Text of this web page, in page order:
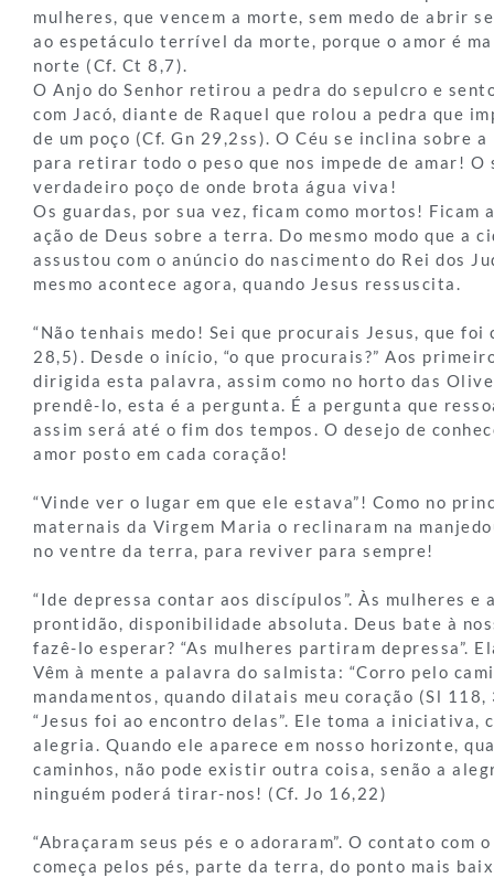
mulheres, que vencem a morte, sem medo de abrir
ao espetáculo terrível da morte, porque o amor é
norte (Cf. Ct 8,7).
O Anjo do Senhor retirou a pedra do sepulcro e
com Jacó, diante de Raquel que rolou a pedra que
de um poço (Cf. Gn 29,2ss). O Céu se inclina sobre
para retirar todo o peso que nos impede de amar! O
verdadeiro poço de onde brota água viva!
Os guardas, por sua vez, ficam como mortos! Ficam
ação de Deus sobre a terra. Do mesmo modo que a
assustou com o anúncio do nascimento do Rei dos
mesmo acontece agora, quando Jesus ressuscita.
“Não tenhais medo! Sei que procurais Jesus, que
28,5). Desde o início, “o que procurais?” Aos
dirigida esta palavra, assim como no horto das
prendê-lo, esta é a pergunta. É a pergunta que
assim será até o fim dos tempos. O desejo de
amor posto em cada coração!
“Vinde ver o lugar em que ele estava”! Como no
maternais da Virgem Maria o reclinaram na
no ventre da terra, para reviver para sempre!
“Ide depressa contar aos discípulos”. Às mulheres e
prontidão, disponibilidade absoluta. Deus bate à
fazê-lo esperar? “As mulheres partiram depressa”.
Vêm à mente a palavra do salmista: “Corro pelo
mandamentos, quando dilatais meu coração (Sl 118,
“Jesus foi ao encontro delas”. Ele toma a iniciativa,
alegria. Quando ele aparece em nosso horizonte,
caminhos, não pode existir outra coisa, senão a
ninguém poderá tirar-nos! (Cf. Jo 16,22)
“Abraçaram seus pés e o adoraram”. O contato com
começa pelos pés, parte da terra, do ponto mais